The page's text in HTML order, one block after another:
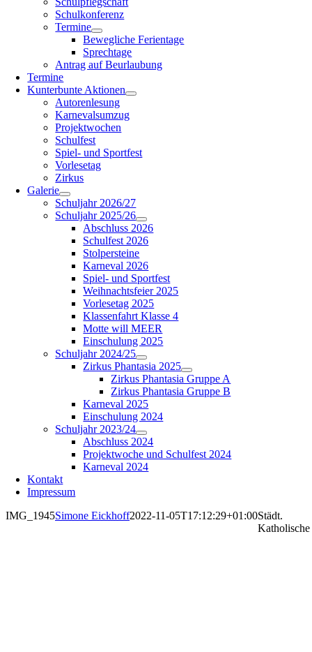
Schulkonferenz
Termine
Bewegliche Ferientage
Sprechtage
Antrag auf Beurlaubung
Termine
Kunterbunte Aktionen
Autorenlesung
Karnevalsumzug
Projektwochen
Schulfest
Spiel- und Sportfest
Vorlesetag
Zirkus
Galerie
Schuljahr 2026/27
Schuljahr 2025/26
Abschluss 2026
Schulfest 2026
Stolpersteine
Karneval 2026
Spiel- und Sportfest
Weihnachtsfeier 2025
Vorlesetag 2025
Klassenfahrt Klasse 4
Motte will MEER
Einschulung 2025
Schuljahr 2024/25
Zirkus Phantasia 2025
Zirkus Phantasia Gruppe A
Zirkus Phantasia Gruppe B
Karneval 2025
Einschulung 2024
Schuljahr 2023/24
Abschluss 2024
Projektwoche und Schulfest 2024
Karneval 2024
Kontakt
Impressum
IMG_1945Simone Eickhoff2022-11-05T17:12:29+01:00Städt.
Katholische